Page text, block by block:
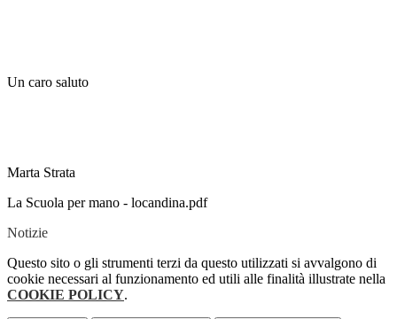
Un caro saluto
Marta Strata
La Scuola per mano - locandina.pdf
Notizie
Questo sito o gli strumenti terzi da questo utilizzati si avvalgono di
cookie necessari al funzionamento ed utili alle finalità illustrate nella
COOKIE POLICY.